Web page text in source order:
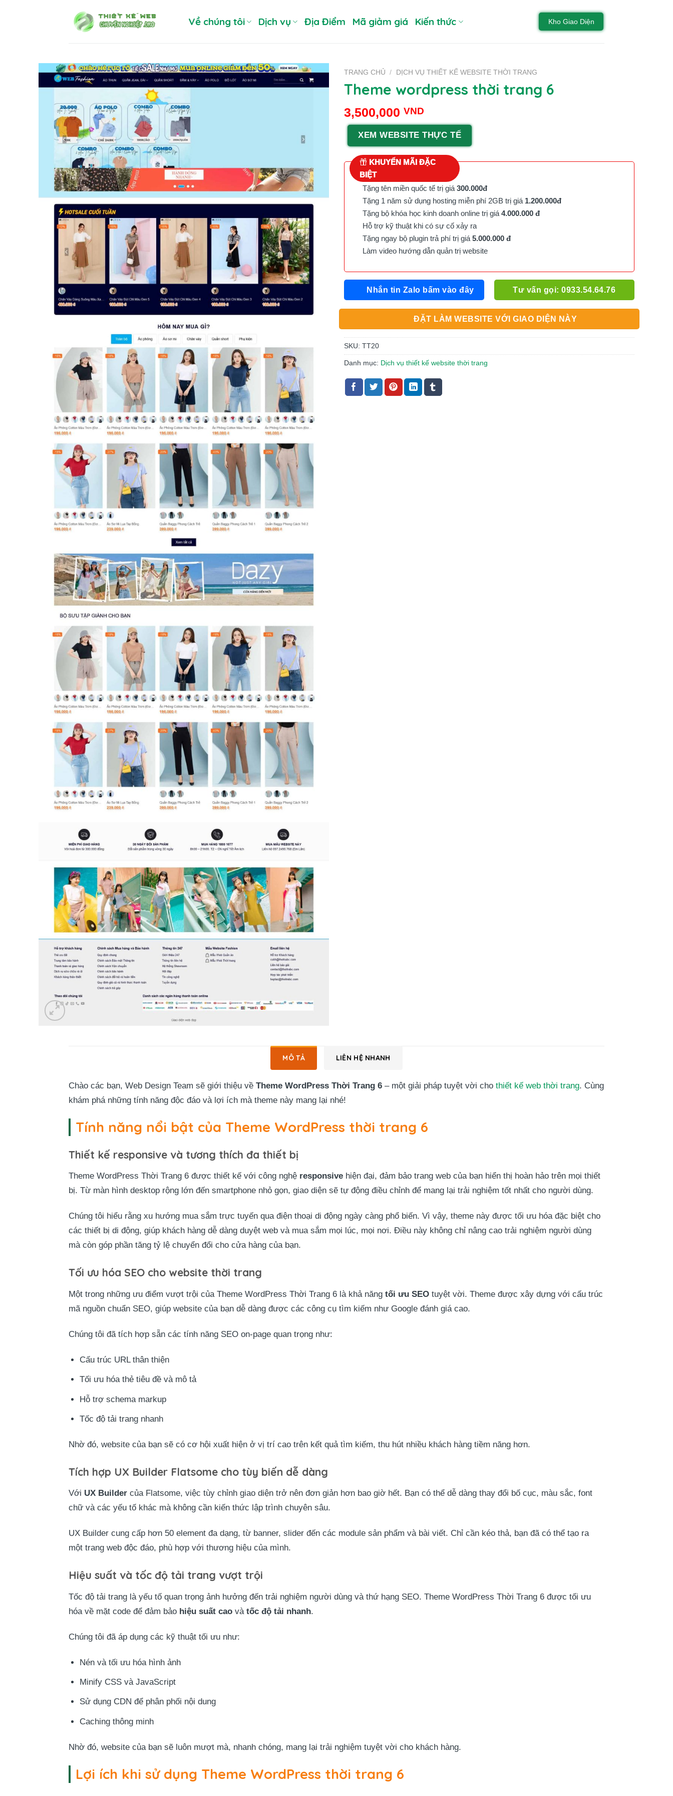
Về chúng tôi Dịch vụ Địa Điểm Mã giảm giá Kiến thức Kho Giao Diện
TRANG CHỦ / DỊCH VỤ THIẾT KẾ WEBSITE THỜI TRANG
Theme wordpress thời trang 6
3,500,000 VND
XEM WEBSITE THỰC TẾ
KHUYẾN MÃI ĐẶC
BIỆT
Tặng tên miền quốc tế trị giá 300.000đ
Tặng 1 năm sử dụng hosting miễn phí 2GB trị giá 1.200.000đ
Tặng bộ khóa học kinh doanh online trị giá 4.000.000 đ
Hỗ trợ kỹ thuật khi có sự cố xảy ra
Tặng ngay bộ plugin trả phí trị giá 5.000.000 đ
Làm video hướng dẫn quản trị website
Nhắn tin Zalo bấm vào đây Tư vấn gọi: 0933.54.64.76
ĐẶT LÀM WEBSITE VỚI GIAO DIỆN NÀY
SKU: TT20
Danh mục: Dịch vụ thiết kế website thời trang
MÔ TẢ LIÊN HỆ NHANH
Chào các bạn, Web Design Team sẽ giới thiệu về Theme WordPress Thời Trang 6 – một giải pháp tuyệt vời cho thiết kế web thời trang. Cùng
khám phá những tính năng độc đáo và lợi ích mà theme này mang lại nhé!
Tính năng nổi bật của Theme WordPress thời trang 6
Thiết kế responsive và tương thích đa thiết bị
Theme WordPress Thời Trang 6 được thiết kế với công nghệ responsive hiện đại, đảm bảo trang web của bạn hiển thị hoàn hảo trên mọi thiết
bị. Từ màn hình desktop rộng lớn đến smartphone nhỏ gọn, giao diện sẽ tự động điều chỉnh để mang lại trải nghiệm tốt nhất cho người dùng.
Chúng tôi hiểu rằng xu hướng mua sắm trực tuyến qua điện thoại di động ngày càng phổ biến. Vì vậy, theme này được tối ưu hóa đặc biệt cho
các thiết bị di động, giúp khách hàng dễ dàng duyệt web và mua sắm mọi lúc, mọi nơi. Điều này không chỉ nâng cao trải nghiệm người dùng
mà còn góp phần tăng tỷ lệ chuyển đổi cho cửa hàng của bạn.
Tối ưu hóa SEO cho website thời trang
Một trong những ưu điểm vượt trội của Theme WordPress Thời Trang 6 là khả năng tối ưu SEO tuyệt vời. Theme được xây dựng với cấu trúc
mã nguồn chuẩn SEO, giúp website của bạn dễ dàng được các công cụ tìm kiếm như Google đánh giá cao.
Chúng tôi đã tích hợp sẵn các tính năng SEO on-page quan trọng như:
Cấu trúc URL thân thiện
Tối ưu hóa thẻ tiêu đề và mô tả
Hỗ trợ schema markup
Tốc độ tải trang nhanh
Nhờ đó, website của bạn sẽ có cơ hội xuất hiện ở vị trí cao trên kết quả tìm kiếm, thu hút nhiều khách hàng tiềm năng hơn.
Tích hợp UX Builder Flatsome cho tùy biến dễ dàng
Với UX Builder của Flatsome, việc tùy chỉnh giao diện trở nên đơn giản hơn bao giờ hết. Bạn có thể dễ dàng thay đổi bố cục, màu sắc, font
chữ và các yếu tố khác mà không cần kiến thức lập trình chuyên sâu.
UX Builder cung cấp hơn 50 element đa dạng, từ banner, slider đến các module sản phẩm và bài viết. Chỉ cần kéo thả, bạn đã có thể tạo ra
một trang web độc đáo, phù hợp với thương hiệu của mình.
Hiệu suất và tốc độ tải trang vượt trội
Tốc độ tải trang là yếu tố quan trọng ảnh hưởng đến trải nghiệm người dùng và thứ hạng SEO. Theme WordPress Thời Trang 6 được tối ưu
hóa về mặt code để đảm bảo hiệu suất cao và tốc độ tải nhanh.
Chúng tôi đã áp dụng các kỹ thuật tối ưu như:
Nén và tối ưu hóa hình ảnh
Minify CSS và JavaScript
Sử dụng CDN để phân phối nội dung
Caching thông minh
Nhờ đó, website của bạn sẽ luôn mượt mà, nhanh chóng, mang lại trải nghiệm tuyệt vời cho khách hàng.
Lợi ích khi sử dụng Theme WordPress thời trang 6